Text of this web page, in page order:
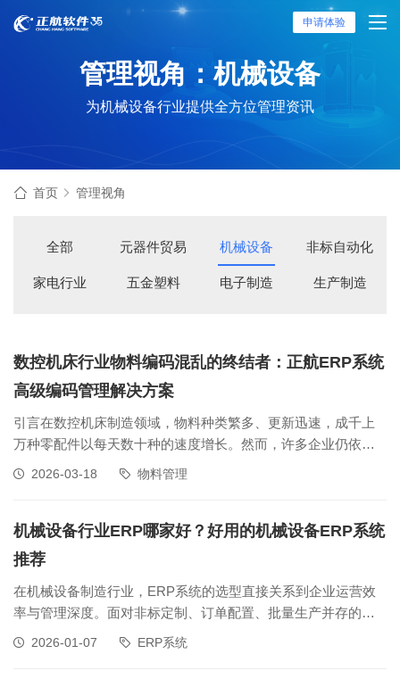
申请体验
管理视角：机械设备
为机械设备行业提供全方位管理资讯
首页 管理视角
全部 元器件贸易 机械设备 非标自动化
家电行业 五金塑料 电子制造 生产制造
数控机床行业物料编码混乱的终结者：正航ERP系统
高级编码管理解决方案
引言在数控机床制造领域，物料种类繁多、更新迅速，成千上
万种零配件以每天数十种的速度增长。然而，许多企业仍依
赖“粗大类+流水码”的手工编码方式，导致一物多码、多物一码
效率？正航ERP系统通过高
2026-03-18 物料管理
机械设备行业ERP哪家好？好用的机械设备ERP系统
推荐
在机械设备制造行业，ERP系统的选型直接关系到企业运营效
率与管理深度。面对非标定制、订单配置、批量生产并存的复
杂场景，企业需要的不仅是一套功能全面的软件，更应是一位
2026-01-07 ERP系统